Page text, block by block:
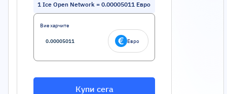
1 Ice Open Network = 0.00005011 Евро
Вие харчите
Евро
Купи сега